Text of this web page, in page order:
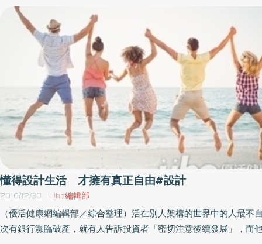
視覺銀牌獎項，過往多為平面與空間等設計類型得獎，Green
黃PLUS產品形象，成為今年也是台灣史上第一個得獎的保健品牌
好奇背後的發想過程與團隊故事。品牌打破框架 重新詮釋新印象
場上普遍認知為傳統且中老年人才熟知的產品，更早在印度起源至
久的歷史，Green Gold包裝設計團隊選擇去挑戰一個前所未見的
膽詮釋保健產品 跳脫老舊的束縛及想像，重新定義客群，讓此品
際舞台。Green gold第一個作品-薑黃PLUS，使用黑金配色，延續
念，使用西洋棋的皇后作為主軸，這件作品就如同表現的是如此高
在以尊貴的前提下去做拍攝及構圖。解構保健食品元素重新出發
新高度得獎的靈感來自西洋棋與酒類的顏色，藉由黑金銀三色在棋
比，把金色形容 將消費者賦予高貴的皇后形象，為了與市面上的
差異，設計團隊研究西洋棋的文化與配色，因為產品主打解酒功能
類的顏色去作靈感發想，讓消費者能直接聯想相關用途，並且皇后
型及配件上進行了綜合研究。這次參賽的品牌專案設計師黃鉦元表
司給予我們自由的創作空間，因此在大膽創新的前提下，我們得到
獎的肯定，無疑是對品牌進步帶來莫大的助力及認同，我們堅信保
懂得設計生活 才擁有真正自由#設計
2016/12/30 Uho編輯部
（優活健康網編輯部／綜合整理）活在別人架構的世界中的人最不
次有銀行瀕臨破產，就有人告訴投資者「密切注意後續發展」，而